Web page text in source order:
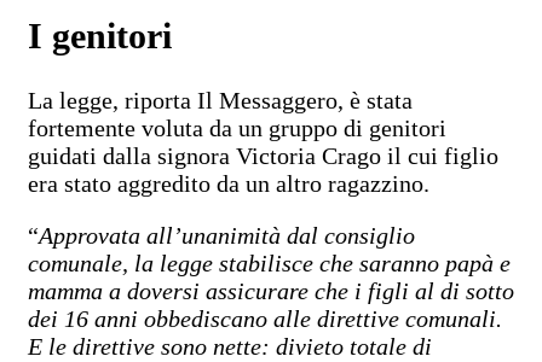
I genitori
La legge, riporta Il Messaggero, è stata
fortemente voluta da un gruppo di genitori
guidati dalla signora Victoria Crago il cui figlio
era stato aggredito da un altro ragazzino.
“Approvata all’unanimità dal consiglio
comunale, la legge stabilisce che saranno papà e
mamma a doversi assicurare che i figli al di sotto
dei 16 anni obbediscano alle direttive comunali.
E le direttive sono nette: divieto totale di